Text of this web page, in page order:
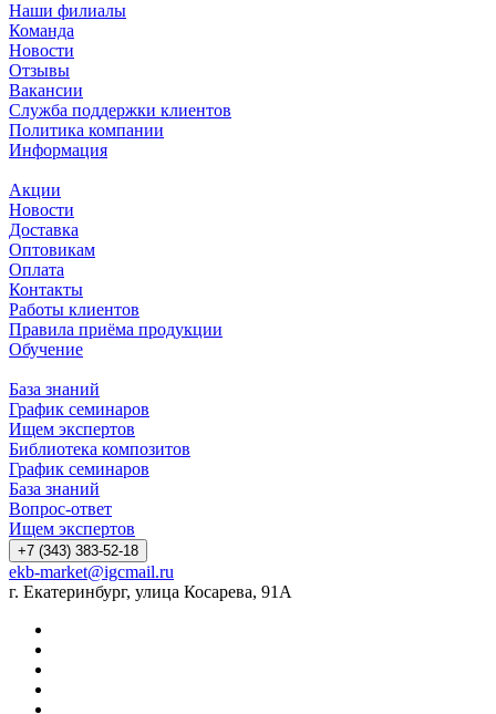
Наши филиалы
Команда
Новости
Отзывы
Вакансии
Служба поддержки клиентов
Политика компании
Информация
Акции
Новости
Доставка
Оптовикам
Оплата
Контакты
Работы клиентов
Правила приёма продукции
Обучение
База знаний
График семинаров
Ищем экспертов
Библиотека композитов
График семинаров
База знаний
Вопрос-ответ
Ищем экспертов
+7 (343) 383-52-18
ekb-market@igcmail.ru
г. Екатеринбург, улица Косарева, 91А